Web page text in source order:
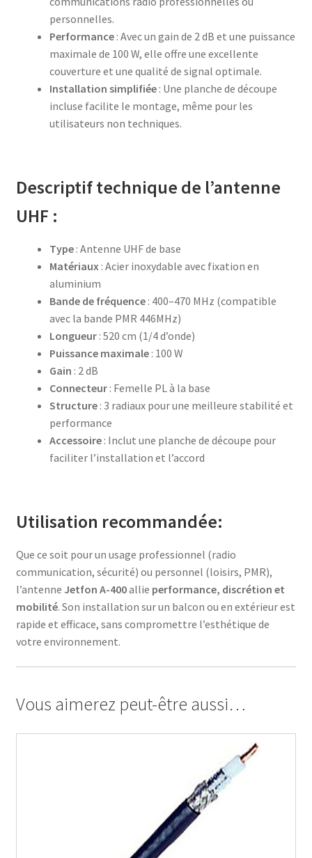
personnelles.
Performance: Avec un gain de 2 dB et une puissance
maximale de 100 W, elle offre une excellente
couverture et une qualité de signal optimale.
Installation simplifiée: Une planche de découpe
incluse facilite le montage, même pour les
utilisateurs non techniques.
Descriptif technique de l’antenne
UHF :
Type: Antenne UHF de base
Matériaux : Acier inoxydable avec fixation en
aluminium
Bande de fréquence: 400–470 MHz (compatible
avec la bande PMR 446MHz)
Longueur: 520 cm (1/4 d’onde)
Puissance maximale: 100 W
Gain : 2 dB
Connecteur: Femelle PL à la base
Structure: 3 radiaux pour une meilleure stabilité et
performance
Accessoire: Inclut une planche de découpe pour
faciliter l’installation et l’accord
Utilisation recommandée:
Que ce soit pour un usage professionnel (radio
communication, sécurité) ou personnel (loisirs, PMR),
l’antenne Jetfon A-400allie performance, discrétion et
mobilité. Son installation sur un balcon ou en extérieur est
rapide et efficace, sans compromettre l’esthétique de
votre environnement.
Vous aimerez peut-être aussi…